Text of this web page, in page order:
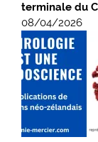
terminale du
08/04/2026